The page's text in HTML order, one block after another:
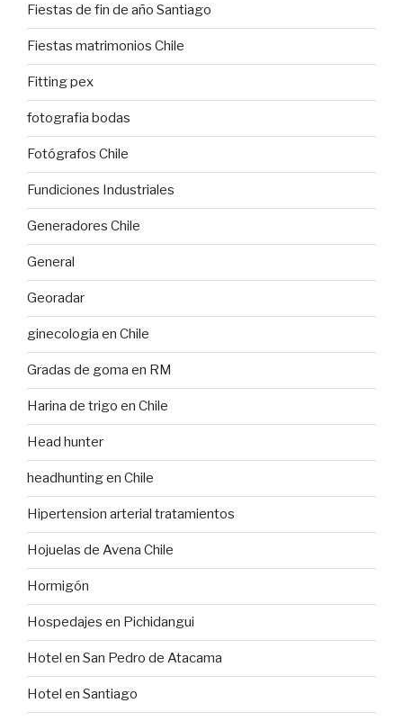
Fiestas de fin de año Santiago
Fiestas matrimonios Chile
Fitting pex
fotografia bodas
Fotógrafos Chile
Fundiciones Industriales
Generadores Chile
General
Georadar
ginecologia en Chile
Gradas de goma en RM
Harina de trigo en Chile
Head hunter
headhunting en Chile
Hipertension arterial tratamientos
Hojuelas de Avena Chile
Hormigón
Hospedajes en Pichidangui
Hotel en San Pedro de Atacama
Hotel en Santiago